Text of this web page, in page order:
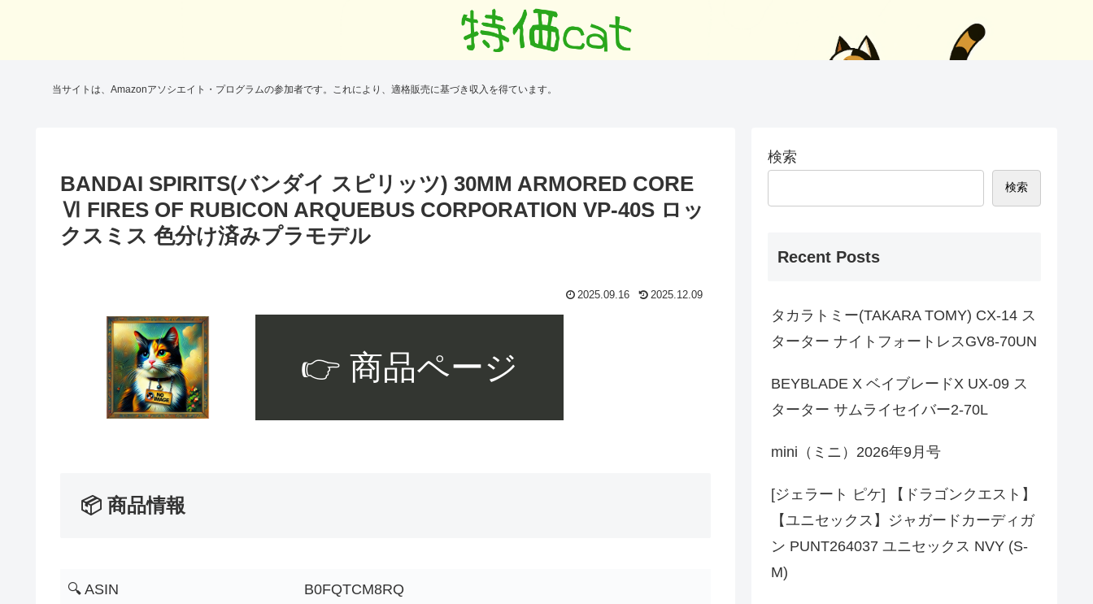
当サイトは、Amazonアソシエイト・プログラムの参加者です。これにより、適格販売に基づき収入を得ています。
BANDAI SPIRITS(バンダイ スピリッツ) 30MM ARMORED CORE
Ⅵ FIRES OF RUBICON ARQUEBUS CORPORATION VP-40S ロッ
クスミス 色分け済みプラモデル
2025.09.16 2025.12.09
👉 商品ページ
📦 商品情報
🔍 ASIN B0FQTCM8RQ
検索
検索
Recent Posts
タカラトミー(TAKARA TOMY) CX-14 ス
ターター ナイトフォートレスGV8-70UN
BEYBLADE X ベイブレードX UX-09 ス
ターター サムライセイバー2-70L
mini（ミニ）2026年9月号
[ジェラート ピケ] 【ドラゴンクエスト】
【ユニセックス】ジャガードカーディガ
ン PUNT264037 ユニセックス NVY (S-
M)